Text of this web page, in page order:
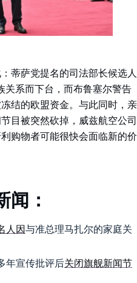
蒂萨党提名的司法部长候选人
关系而下台，而布鲁塞尔警告
结的欧盟资金。与此同时，亲
目被突然砍掉，威兹航空公司
购物者可能很快会面临新的价
闻：
人因与准总理马扎尔的家庭关
年宣传批评后关闭旗舰新闻节